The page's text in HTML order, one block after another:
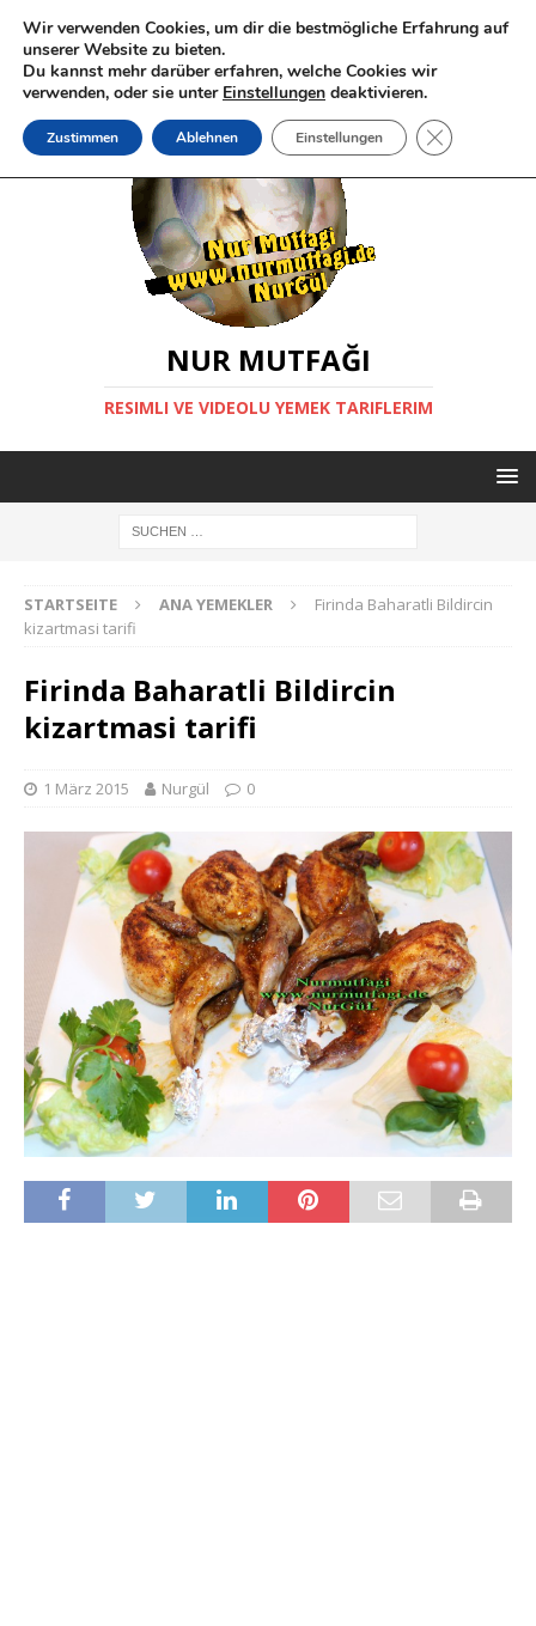
NUR MUTFAĞI
RESIMLI VE VIDEOLU YEMEK TARIFLERIM
STARTSEITE ANA YEMEKLER
Firinda Baharatli Bildircin
kizartmasi tarifi
Firinda Baharatli Bildircin
kizartmasi tarifi
1 März 2015 Nurgül 0
Wir verwenden Cookies, um dir die bestmögliche Erfahrung auf
unserer Website zu bieten.
Du kannst mehr darüber erfahren, welche Cookies wir
verwenden, oder sie unter Einstellungen deaktivieren.
Zustimmen Ablehnen Einstellungen GDPR